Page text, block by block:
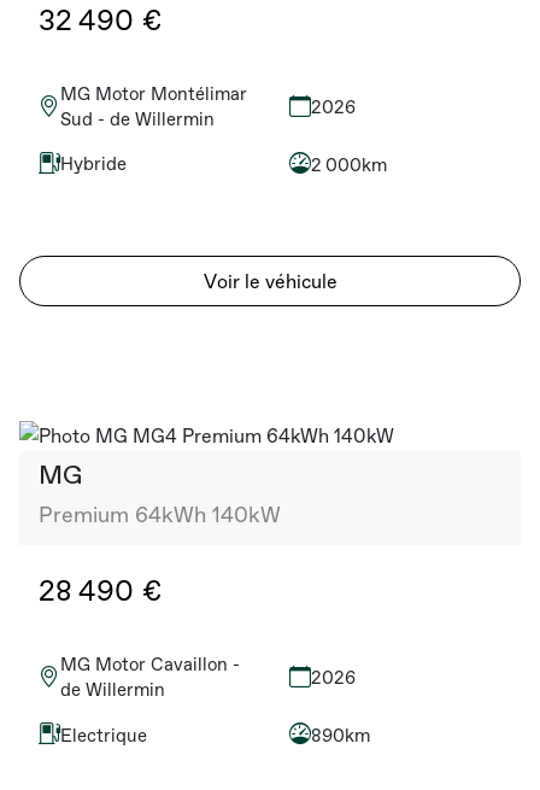
32 490 €
MG Motor Montélimar
Sud - de Willermin
2026
Hybride 2 000km
Voir le véhicule
MG
Premium 64kWh 140kW
28 490 €
MG Motor Cavaillon -
de Willermin
2026
Electrique 890km